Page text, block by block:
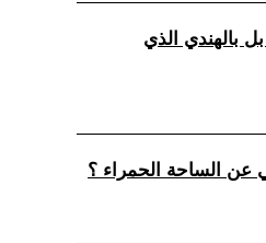
بالهندي الذي